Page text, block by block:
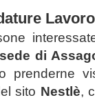
di
prenderne
sito Nestlè,